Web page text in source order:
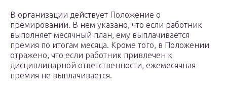
В организации действует Положение о
премировании. В нем указано, что если работник
выполняет месячный план, ему выплачивается
премия по итогам месяца. Кроме того, в Положении
отражено, что если работник привлечен к
дисциплинарной ответственности, ежемесячная
премия не выплачивается.